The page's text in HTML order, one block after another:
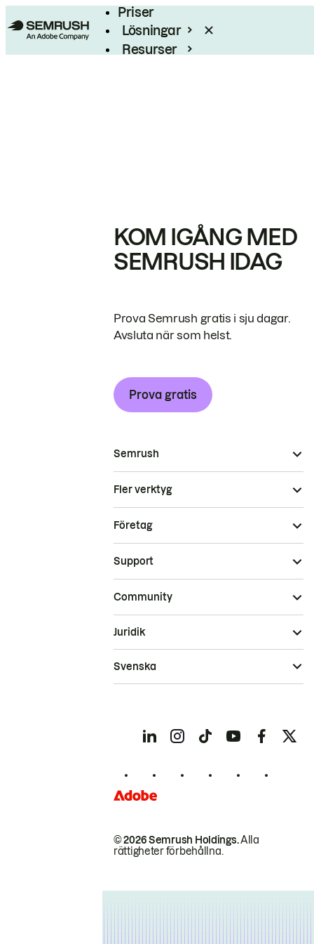
Priser
Lösningar
Resurser
KOM IGÅNG MED
SEMRUSH IDAG
Prova Semrush gratis i sju dagar.
Avsluta när som helst.
Prova gratis
Semrush
Fler verktyg
Företag
Support
Community
© 2026 Semrush Holdings.Alla
rättigheter förbehållna.
Juridik
Svenska